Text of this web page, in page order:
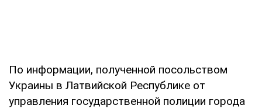
По информации, полученной посольством
Украины в Латвийской Республике от
управления государственной полиции города